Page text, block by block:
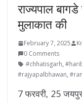
राज्यपाल
मुलाकात की
February 7, 2025
0 Comments
#chhatisgarh,
#rajyapalbhawan,
7 फरवरी, 25